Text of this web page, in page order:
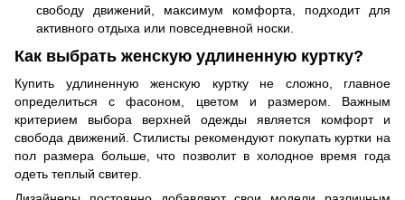
свободу движений, максимум комфорта, подходит для
активного отдыха или повседневной носки.
Как выбрать женскую удлиненную куртку?
Купить удлиненную женскую куртку не сложно, главное
определиться с фасоном, цветом и размером. Важным
критерием выбора верхней одежды является комфорт и
свобода движений. Стилисты рекомендуют покупать куртки на
пол размера больше, что позволит в холодное время года
одеть теплый свитер.